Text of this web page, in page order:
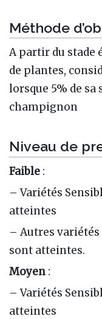
Méthode
A partir du stade
de plantes,
lorsque 5% de
champignon
Niveau de
Faible :
– Variétés
atteintes
– Autres
sont atteintes.
Moyen :
– Variétés
atteintes